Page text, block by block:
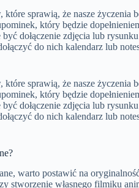
sprawią, że nasze życzenia
który będzie
dołączenie zdjęcia lub
do nich kalendarz lub
sprawią, że nasze życzenia
który będzie
dołączenie zdjęcia lub
do nich kalendarz lub
warto postawić na
stworzenie własnego filmiku